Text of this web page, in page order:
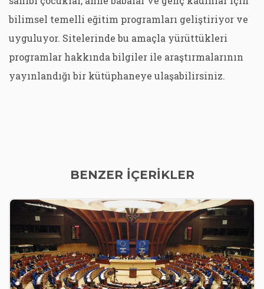
bilimsel temelli eğitim programları geliştiriyor ve
uyguluyor. Sitelerinde bu amaçla yürüttükleri
programlar hakkında bilgiler ile araştırmalarının
yayınlandığı bir kütüphaneye ulaşabilirsiniz.
BENZER İÇERİKLER